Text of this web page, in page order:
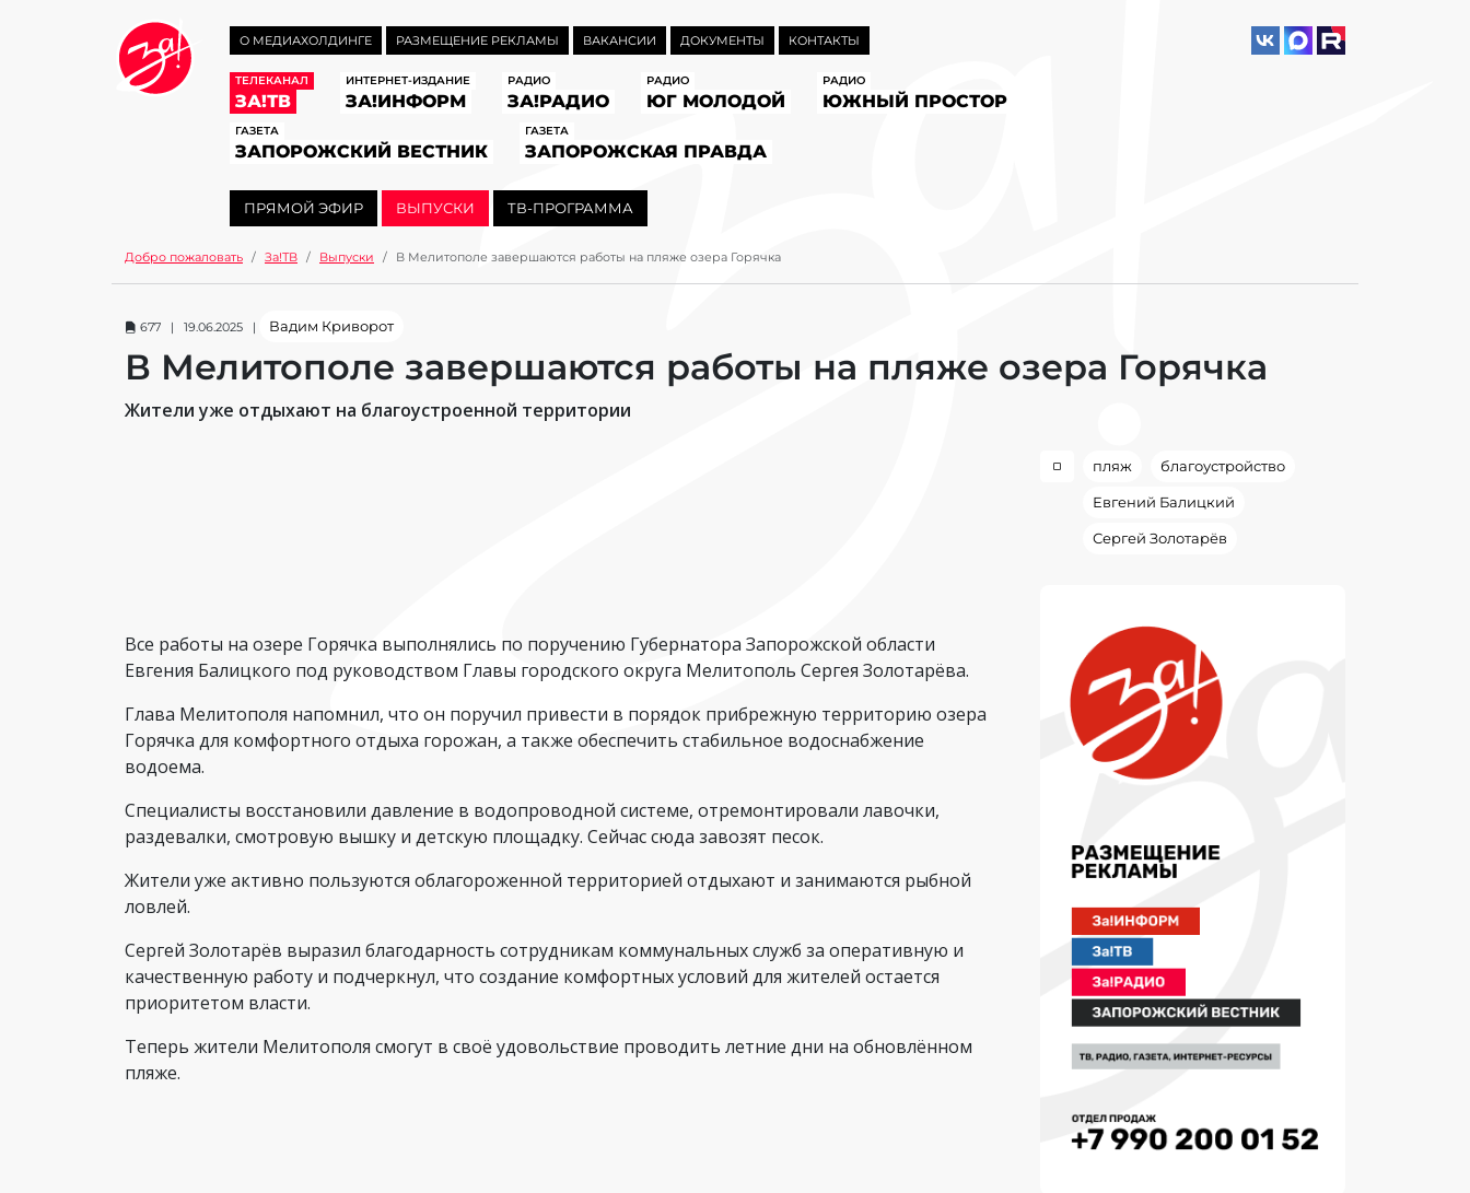
О МЕДИАХОЛДИНГЕ РАЗМЕЩЕНИЕ РЕКЛАМЫ ВАКАНСИИ ДОКУМЕНТЫ КОНТАКТЫ
ТЕЛЕКАНАЛ
ЗА!ТВ
ИНТЕРНЕТ-ИЗДАНИЕ
ЗА!ИНФОРМ
РАДИО
ЗА!РАДИО
РАДИО
ЮГ МОЛОДОЙ
РАДИО
ЮЖНЫЙ ПРОСТОР
ГАЗЕТА
ЗАПОРОЖСКИЙ ВЕСТНИК
ГАЗЕТА
ЗАПОРОЖСКАЯ ПРАВДА
ПРЯМОЙ ЭФИР ВЫПУСКИ ТВ-ПРОГРАММА
Добро пожаловать За!ТВ Выпуски В Мелитополе завершаются работы на пляже озера Горячка
677 | 19.06.2025 | Вадим Криворот
В Мелитополе завершаются работы на пляже озера Горячка
Жители уже отдыхают на благоустроенной территории
Все работы на озере Горячка выполнялись по поручению Губернатора Запорожской области
Евгения Балицкого под руководством Главы городского округа Мелитополь Сергея Золотарёва.
Глава Мелитополя напомнил, что он поручил привести в порядок прибрежную территорию озера
Горячка для комфортного отдыха горожан, а также обеспечить стабильное водоснабжение
водоема.
Специалисты восстановили давление в водопроводной системе, отремонтировали лавочки,
раздевалки, смотровую вышку и детскую площадку. Сейчас сюда завозят песок.
Жители уже активно пользуются облагороженной территорией отдыхают и занимаются рыбной
ловлей.
Сергей Золотарёв выразил благодарность сотрудникам коммунальных служб за оперативную и
качественную работу и подчеркнул, что создание комфортных условий для жителей остается
приоритетом власти.
Теперь жители Мелитополя смогут в своё удовольствие проводить летние дни на обновлённом
пляже.
пляж благоустройство
Евгений Балицкий
Сергей Золотарёв